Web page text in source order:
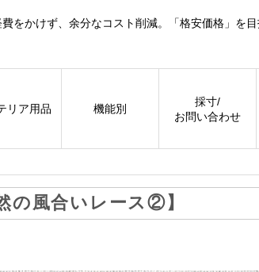
をかけず、余分なコスト削減。「格安価格」を
リア用品 機能別
採寸/
お問い合わせ
の風合いレース②】